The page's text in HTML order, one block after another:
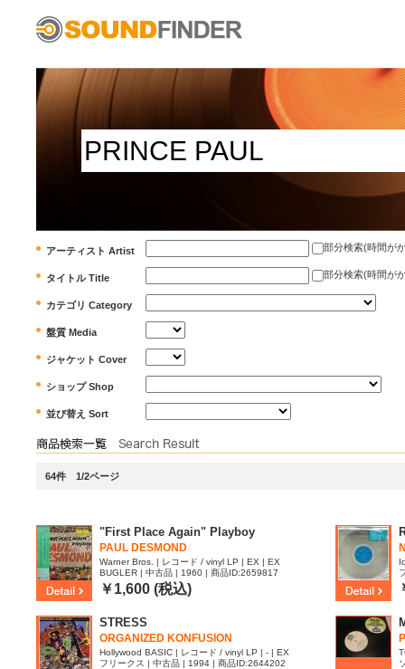
アーティスト Artist 部分検索(時間が
タイトル Title 部分検索(時間が
カテゴリ Category
盤質 Media
ジャケット Cover
ショップ Shop
並び替え Sort
64件 1/2ページ
"First Place Again" Playboy
PAUL DESMOND
Warner Bros. | レコード / vinyl LP | EX | EX
BUGLER | 中古品 | 1960 | 商品ID:2659817
￥1,600 (税込)
STRESS
ORGANIZED KONFUSION
Hollywood BASIC | レコード / vinyl LP | - | EX
フリークス | 中古品 | 1994 | 商品ID:2644202